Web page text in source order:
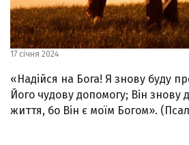
17 січня 2024
«Надійся на Бога! Я знову буду
Його чудову допомогу; Він знову
життя, бо Він є моїм Богом».